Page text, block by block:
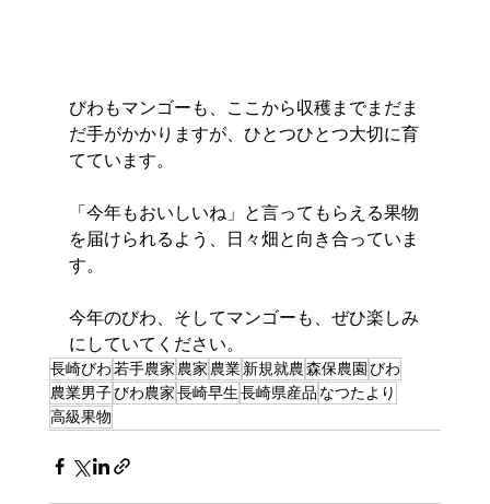
びわもマンゴーも、ここから収穫までまだま
だ手がかかりますが、ひとつひとつ大切に育
てています。
「今年もおいしいね」と言ってもらえる果物
を届けられるよう、日々畑と向き合っていま
す。
今年のびわ、そしてマンゴーも、ぜひ楽しみ
にしていてください。
長崎びわ若手農家 農家 農業 新規就農森保農園 びわ
農業男子びわ農家長崎早生長崎県産品 なつたより
高級果物